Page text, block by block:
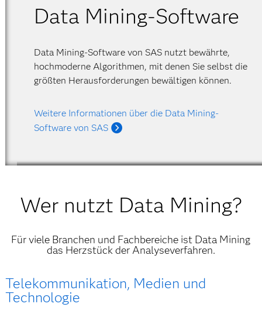
Data Mining-Software
Data Mining-Software von SAS nutzt bewährte,
hochmoderne Algorithmen, mit denen Sie selbst die
größten Herausforderungen bewältigen können.
Weitere Informationen über die Data Mining-
Software von SAS
Wer nutzt Data Mining?
Für viele Branchen und Fachbereiche ist Data Mining
das Herzstück der Analyseverfahren.
Telekommunikation, Medien und
Technologie